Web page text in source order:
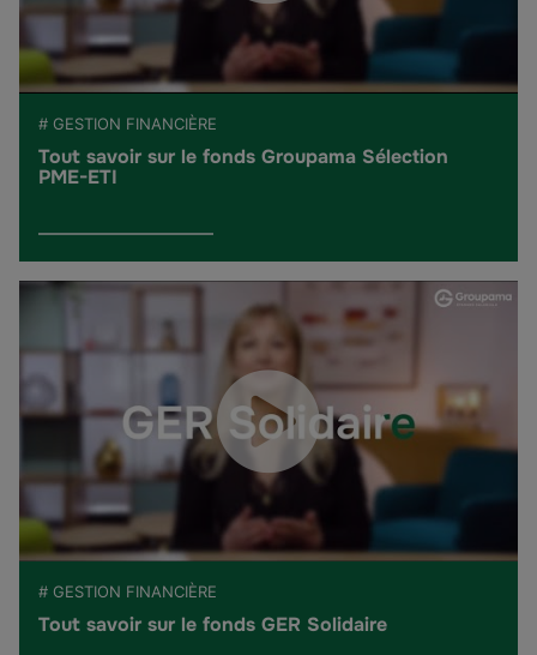
# GESTION FINANCIÈRE
Tout savoir sur le fonds Groupama Sélection
PME-ETI
# GESTION FINANCIÈRE
Tout savoir sur le fonds GER Solidaire